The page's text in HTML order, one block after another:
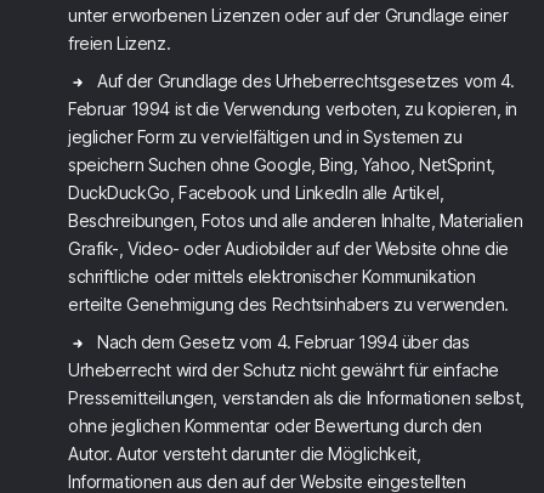
unter erworbenen Lizenzen oder auf der Grundlage einer
freien Lizenz.
Auf der Grundlage des Urheberrechtsgesetzes vom 4.
Februar 1994 ist die Verwendung verboten, zu kopieren, in
jeglicher Form zu vervielfältigen und in Systemen zu
speichern Suchen ohne Google, Bing, Yahoo, NetSprint,
DuckDuckGo, Facebook und LinkedIn alle Artikel,
Beschreibungen, Fotos und alle anderen Inhalte, Materialien
Grafik-, Video- oder Audiobilder auf der Website ohne die
schriftliche oder mittels elektronischer Kommunikation
erteilte Genehmigung des Rechtsinhabers zu verwenden.
Nach dem Gesetz vom 4. Februar 1994 über das
Urheberrecht wird der Schutz nicht gewährt für einfache
Pressemitteilungen, verstanden als die Informationen selbst,
ohne jeglichen Kommentar oder Bewertung durch den
Autor. Autor versteht darunter die Möglichkeit,
Informationen aus den auf der Website eingestellten